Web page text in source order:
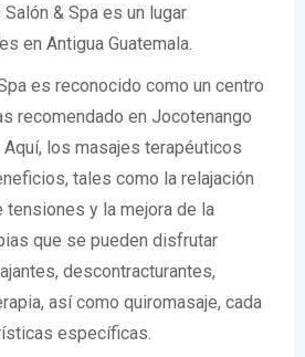
Salón & Spa es un lugar
en Antigua Guatemala.
es reconocido como un centro
recomendado en Jocotenango
Aquí, los masajes terapéuticos
tales como la relajación
tensiones y la mejora de la
que se pueden disfrutar
descontracturantes,
así como quiromasaje, cada
específicas.